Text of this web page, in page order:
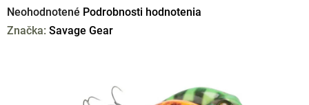
Priemerné
hodnotenie
Neohodnotené Podrobnosti hodnotenia
Značka: Savage Gear